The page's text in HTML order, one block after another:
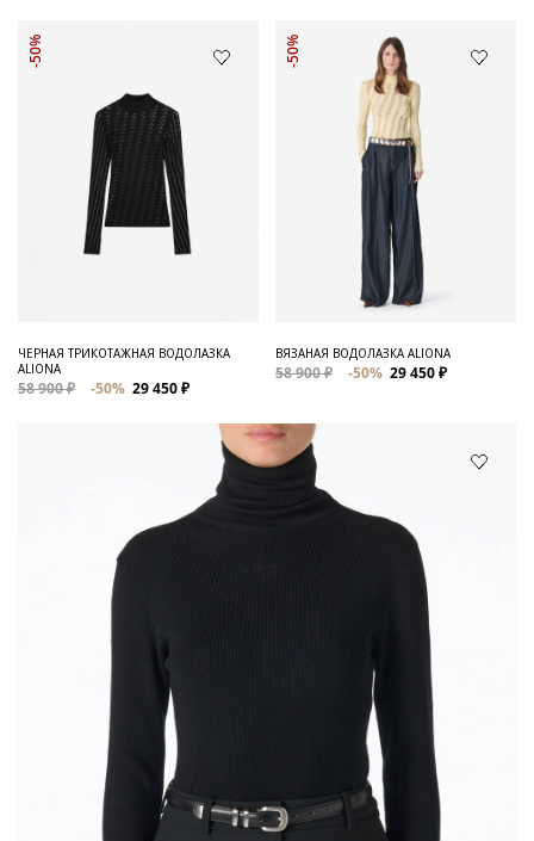
-50%
ЧЕРНАЯ ТРИКОТАЖНАЯ ВОДОЛАЗКА
ALIONA
58 900 ₽ -50% 29 450 ₽
-50%
ВЯЗАНАЯ ВОДОЛАЗКА ALIONA
58 900 ₽ -50% 29 450 ₽